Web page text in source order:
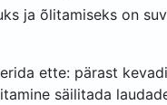
ja õlitamiseks on
ette: pärast
säilitada